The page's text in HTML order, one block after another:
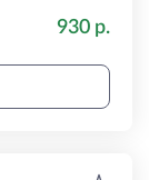
930 р.